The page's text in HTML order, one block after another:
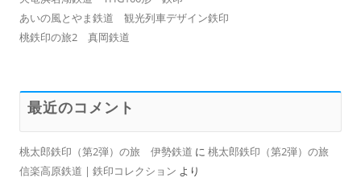
あいの風とやま鉄道 観光列車デザイン鉄印
桃鉄印の旅2 真岡鉄道
最近のコメント
桃太郎鉄印（第2弾）の旅 伊勢鉄道 に 桃太郎鉄印（第2弾）の旅
信楽高原鉄道 | 鉄印コレクション より